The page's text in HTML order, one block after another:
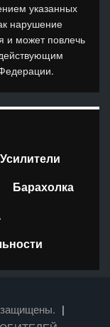
указанных
нарушение
и может повлечь
действующим
Усилители
Барахолка
защищены. |